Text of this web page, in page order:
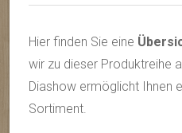
Hier finden Sie eine
wir zu dieser Produktreihe
Diashow ermöglicht Ihnen
Sortiment.